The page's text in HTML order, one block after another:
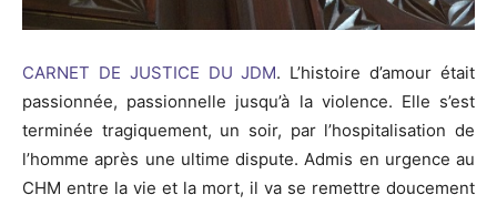
CARNET DE JUSTICE DU JDM. L’histoire d’amour était
passionnée, passionnelle jusqu’à la violence. Elle s’est
terminée tragiquement, un soir, par l’hospitalisation de
l’homme après une ultime dispute. Admis en urgence au
CHM entre la vie et la mort, il va se remettre doucement